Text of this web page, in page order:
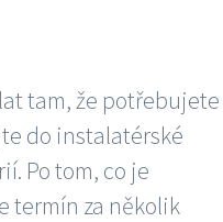
tam, že potřebujete
do instalatérské
Po tom, co je
termín za několik